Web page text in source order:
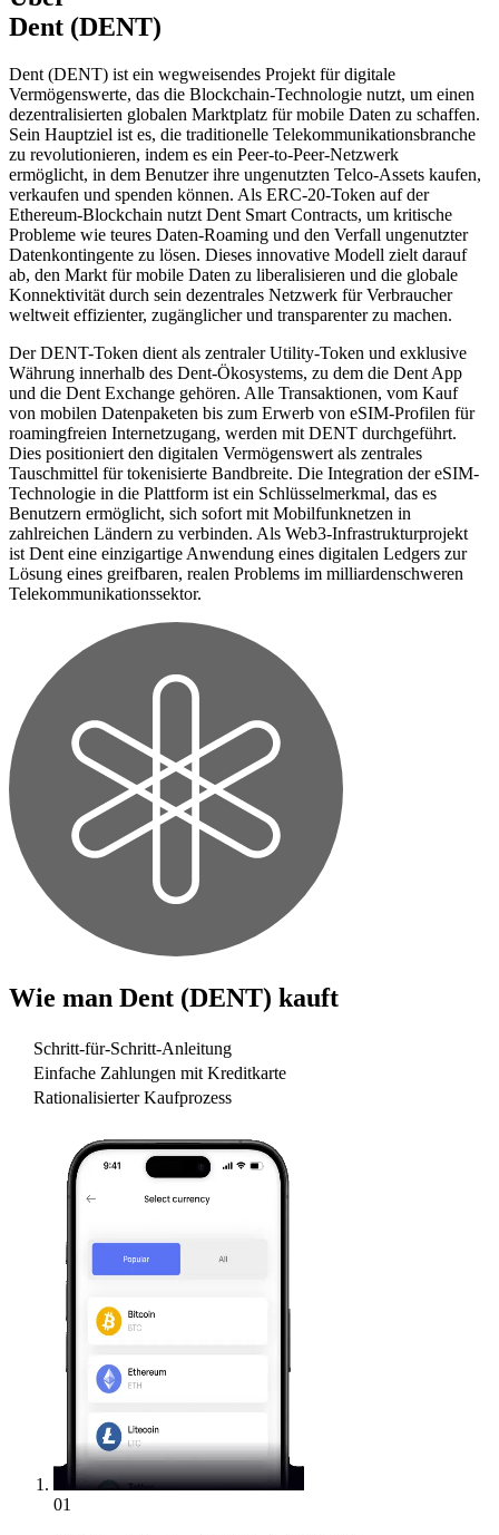
Dent (DENT)
Dent (DENT) ist ein wegweisendes Projekt für digitale
Vermögenswerte, das die Blockchain-Technologie nutzt, um einen
dezentralisierten globalen Marktplatz für mobile Daten zu schaffen.
Sein Hauptziel ist es, die traditionelle Telekommunikationsbranche
zu revolutionieren, indem es ein Peer-to-Peer-Netzwerk
ermöglicht, in dem Benutzer ihre ungenutzten Telco-Assets kaufen,
verkaufen und spenden können. Als ERC-20-Token auf der
Ethereum-Blockchain nutzt Dent Smart Contracts, um kritische
Probleme wie teures Daten-Roaming und den Verfall ungenutzter
Datenkontingente zu lösen. Dieses innovative Modell zielt darauf
ab, den Markt für mobile Daten zu liberalisieren und die globale
Konnektivität durch sein dezentrales Netzwerk für Verbraucher
weltweit effizienter, zugänglicher und transparenter zu machen.
Der DENT-Token dient als zentraler Utility-Token und exklusive
Währung innerhalb des Dent-Ökosystems, zu dem die Dent App
und die Dent Exchange gehören. Alle Transaktionen, vom Kauf
von mobilen Datenpaketen bis zum Erwerb von eSIM-Profilen für
roamingfreien Internetzugang, werden mit DENT durchgeführt.
Dies positioniert den digitalen Vermögenswert als zentrales
Tauschmittel für tokenisierte Bandbreite. Die Integration der eSIM-
Technologie in die Plattform ist ein Schlüsselmerkmal, das es
Benutzern ermöglicht, sich sofort mit Mobilfunknetzen in
zahlreichen Ländern zu verbinden. Als Web3-Infrastrukturprojekt
ist Dent eine einzigartige Anwendung eines digitalen Ledgers zur
Lösung eines greifbaren, realen Problems im milliardenschweren
Telekommunikationssektor.
Wie man Dent (DENT) kauft
Schritt-für-Schritt-Anleitung
Einfache Zahlungen mit Kreditkarte
Rationalisierter Kaufprozess
01